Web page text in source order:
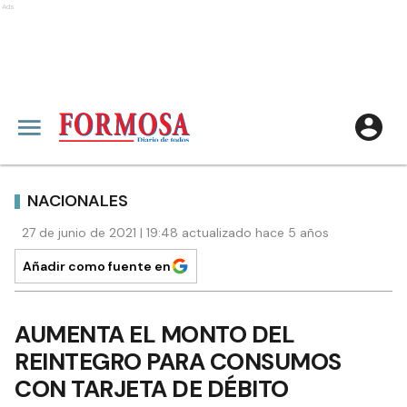
Ads
NACIONALES
27 de junio de 2021 | 19:48 actualizado hace 5 años
Añadir como fuente en
AUMENTA EL MONTO DEL
REINTEGRO PARA CONSUMOS
CON TARJETA DE DÉBITO